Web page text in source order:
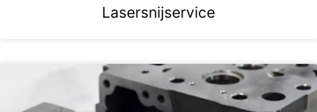
Lasersnijservice